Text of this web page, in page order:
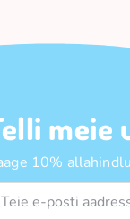
meie
10%